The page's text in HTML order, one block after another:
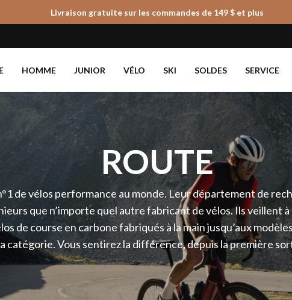
Livraison gratuite sur les commandes de 149 $ et plus
HOMME JUNIOR VÉLO SKI SOLDES SERVICE
ROUTE
de vélos performance au monde. Leur département de
que n’importe quel autre fabricant de vélos. Ils veillent à
de course en carbone fabriqués à la main jusqu’aux
catégorie. Vous sentirez la différence, depuis la première